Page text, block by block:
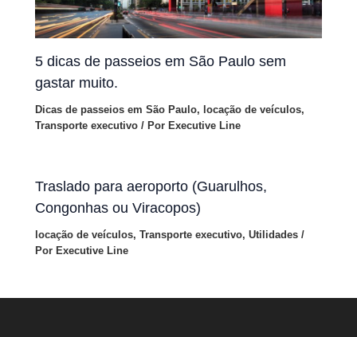
5 dicas de passeios em São Paulo sem
gastar muito.
Dicas de passeios em São Paulo, locação de veículos,
Transporte executivo / PorExecutive Line
Traslado para aeroporto (Guarulhos,
Congonhas ou Viracopos)
locação de veículos,Transporte executivo,Utilidades /
Por Executive Line